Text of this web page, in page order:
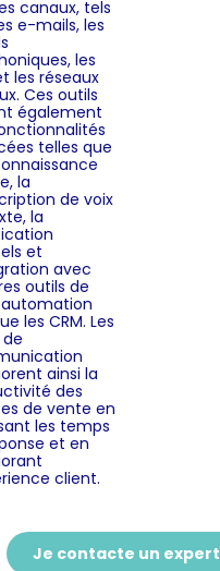
canaux, tels
e-mails, les
les
les réseaux
Ces outils
également
telles que
la
de voix
la
et
avec
outils de
automation
les CRM. Les
ainsi la
des
de vente en
les temps
et en
client.
Je contacte un expert